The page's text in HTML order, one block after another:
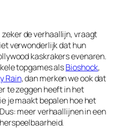
de verhaallijn, vraagt
verwonderlijk dat hun
kaskrakers evenaren.
topgames alsBioshock,
Rain, dan merken we ook dat
te zeggen heeft in het
je maakt bepalen hoe het
meer verhaallijnen in een